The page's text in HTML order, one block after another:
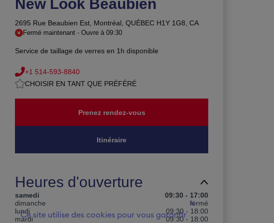
Ce site utilise des cookies pour vous garantir
✕
New Look Beaubien
2695 Rue Beaubien Est, Montréal, QUÉBEC H1Y 1G8, CA
Fermé maintenant - Ouvre à 09:30
Service de taillage de verres en 1h disponible
+1 514-593-8840
CHOISIR EN TANT QUE PRÉFÉRÉ
Prenez rendez-vous
Itinéraire
Heures d'ouverture
samedi 09:30 - 17:00
dimanche
fermé
lundi
09:30 - 18:00
mardi
09:30- 18:00